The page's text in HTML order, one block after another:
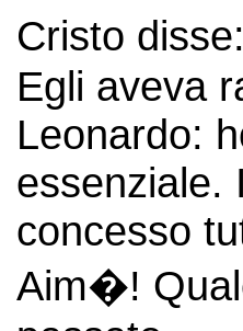
Cristo
Egli aveva
Leonardo:
essenziale.
concesso
Aim�!